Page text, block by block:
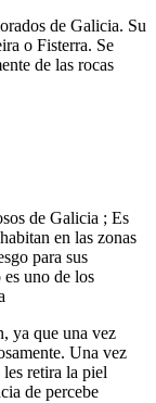
de Galicia. Su
o Fisterra. Se
de las rocas
de Galicia ; Es
en las zonas
para sus
es uno de los
ya que una vez
Una vez
les retira la piel
de percebe